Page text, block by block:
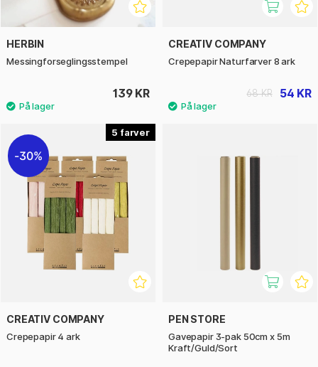
HERBIN
Messingforseglingsstempel
139 KR
CREATIV COMPANY
Crepepapir Naturfarver 8 ark
54 KR
68 KR
5
30%
CREATIV COMPANY
Crepepapir 4 ark
PEN STORE
Gavepapir 3-pak 50cm x 5m
Kraft/Guld/Sort